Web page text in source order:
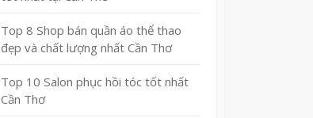
Top 8 Shop bán quần áo thể thao
đẹp và chất lượng nhất Cần Thơ
Top 10 Salon phục hồi tóc tốt nhất
Cần Thơ